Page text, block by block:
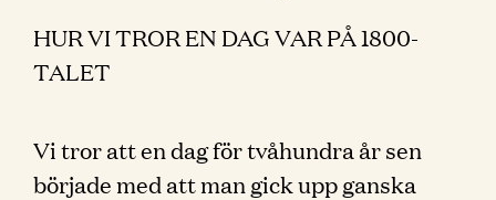
HUR VI TROR EN DAG VAR PÅ 1800-
TALET
Vi tror att en dag för tvåhundra år sen
började med att man gick upp ganska